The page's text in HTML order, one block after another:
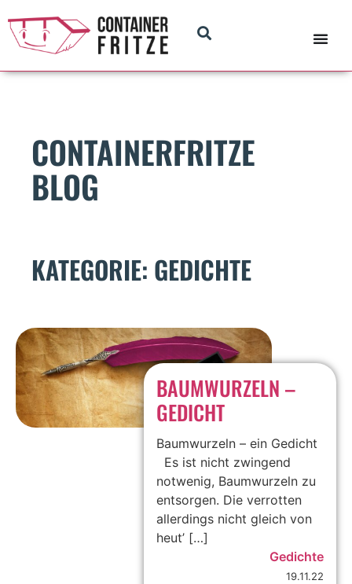
CONTAINERFRITZE
BLOG
KATEGORIE: GEDICHTE
BAUMWURZELN –
GEDICHT
Baumwurzeln – ein Gedicht
Es ist nicht zwingend
notwenig, Baumwurzeln zu
entsorgen. Die verrotten
allerdings nicht gleich von
heut’ […]
Gedichte
19.11.22